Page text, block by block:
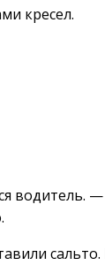
кресел.
водитель.